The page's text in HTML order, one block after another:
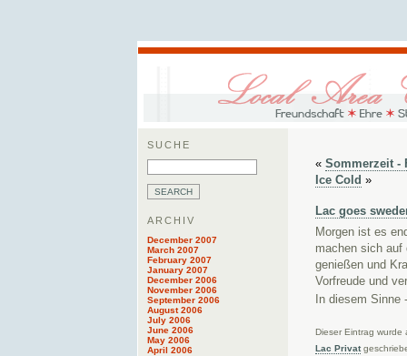
SUCHE
ARCHIV
December 2007
March 2007
February 2007
January 2007
December 2006
November 2006
September 2006
August 2006
July 2006
June 2006
May 2006
April 2006
« Sommerzeit -
Ice Cold »
Lac goes
Morgen ist es
machen sich
genießen und
Vorfreude und
In diesem Sinne
Dieser Eintrag
Lac Privat